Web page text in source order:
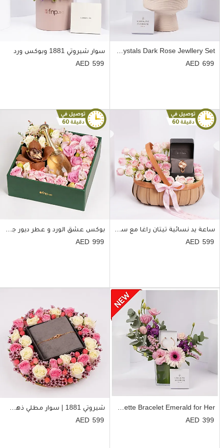
Caroline Svedbom Swarovski Crystals Dark Rose Jewllery Set
699
سوار شيروتي 1881 وبوكس ورد
599
ساعة يد نسائية تيتان راغا مع سلة ورد
599
بوكس عشق الورد و عطر ديور جادور للنساء
999
Caroline Svedbom Baguette Bracelet Emerald for Her
399
شيروتي 1881 | سوار مطلي ذهب وورد للنساء
599